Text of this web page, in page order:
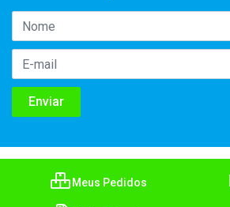
Meus Pedidos